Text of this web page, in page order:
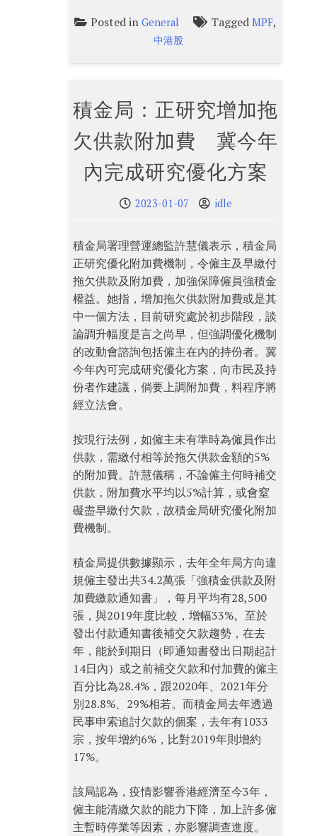
Posted inGeneral TaggedMPF,
中港股
積金局：正研究增加拖
欠供款附加費 冀今年
內完成研究優化方案
2023-01-07 idle
積金局署理營運總監許慧儀表示，積金局
正研究優化附加費機制，令僱主及早繳付
拖欠供款及附加費，加強保障僱員強積金
權益。她指，增加拖欠供款附加費或是其
中一個方法，目前研究處於初步階段，談
論調升幅度是言之尚早，但強調優化機制
的改動會諮詢包括僱主在內的持份者。冀
今年內可完成研究優化方案，向市民及持
份者作建議，倘要上調附加費，料程序將
經立法會。
按現行法例，如僱主未有準時為僱員作出
供款，需繳付相等於拖欠供款金額的5%
的附加費。許慧儀稱，不論僱主何時補交
供款，附加費水平均以5%計算，或會窒
礙盡早繳付欠款，故積金局研究優化附加
費機制。
積金局提供數據顯示，去年全年局方向違
規僱主發出共34.2萬張「強積金供款及附
加費繳款通知書」，每月平均有28,500
張，與2019年度比較，增幅33%。至於
發出付款通知書後補交欠款趨勢，在去
年，能於到期日（即通知書發出日期起計
14日內）或之前補交欠款和付加費的僱主
百分比為28.4%，跟2020年、2021年分
別28.8%、29%相若。而積金局去年透過
民事申索追討欠款的個案，去年有1033
宗，按年增約6%，比對2019年則增約
17%。
該局認為，疫情影響香港經濟至今3年，
僱主能清繳欠款的能力下降，加上許多僱
主暫時停業等因素，亦影響調查進度。